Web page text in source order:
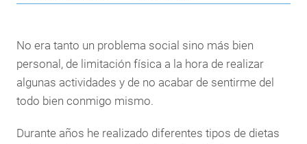
No era tanto un problema social sino más bien
personal, de limitación física a la hora de realizar
algunas actividades y de no acabar de sentirme del
todo bien conmigo mismo.
Durante años he realizado diferentes tipos de dietas